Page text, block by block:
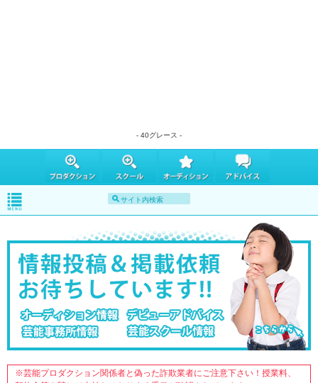
- 40グレース -
※芸能プロダクション関係者と偽った詐欺業者にご注意下さい！授業料、